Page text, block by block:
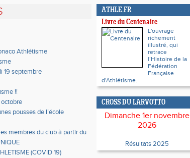
Athlétisme
19 septembre
!!
pousses de l’école
membres du club à partir du
2022
(COVID 19)
ATHLE.FR
Livre du Centenaire
L'ouvrage
richement
illustré, qui
retrace
l’Histoire de la
Fédération
Française
d'Athlétisme.
CROSS DU LARVOTTO
Dimanche 1er novembre
2026
Résultats 2025